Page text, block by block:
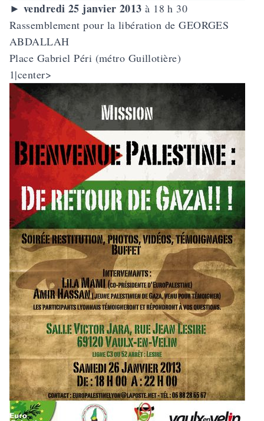
► vendredi 25 janvier 2013 à 18 h 30
Rassemblement pour la libération deGEORGES
ABDALLAH
Place Gabriel Péri (métro Guillotière)
1|center>